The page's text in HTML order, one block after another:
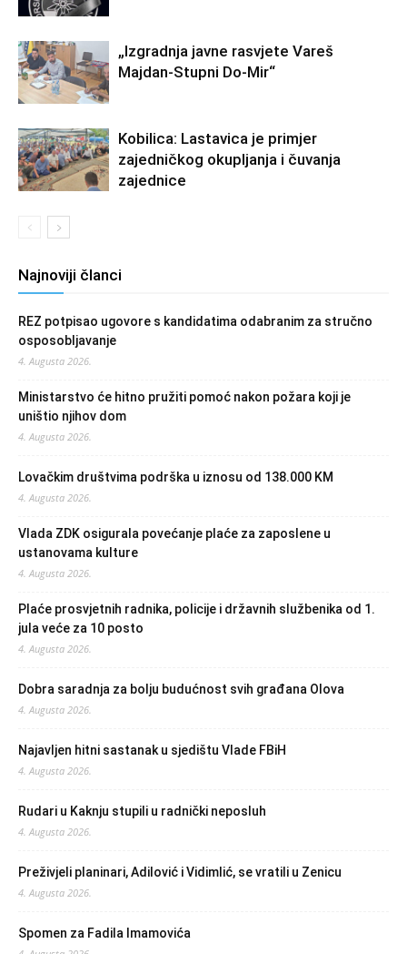
„Izgradnja javne rasvjete Vareš
Majdan-Stupni Do-Mir“
Kobilica: Lastavica je primjer
zajedničkog okupljanja i čuvanja
zajednice
Najnoviji članci
REZ potpisao ugovore s kandidatima odabranim za stručno
osposobljavanje
4. Augusta 2026.
Ministarstvo će hitno pružiti pomoć nakon požara koji je
uništio njihov dom
4. Augusta 2026.
Lovačkim društvima podrška u iznosu od 138.000 KM
4. Augusta 2026.
Vlada ZDK osigurala povećanje plaće za zaposlene u
ustanovama kulture
4. Augusta 2026.
Plaće prosvjetnih radnika, policije i državnih službenika od 1.
jula veće za 10 posto
4. Augusta 2026.
Dobra saradnja za bolju budućnost svih građana Olova
4. Augusta 2026.
Najavljen hitni sastanak u sjedištu Vlade FBiH
4. Augusta 2026.
Rudari u Kaknju stupili u radnički neposluh
4. Augusta 2026.
Preživjeli planinari, Adilović i Vidimlić, se vratili u Zenicu
4. Augusta 2026.
Spomen za Fadila Imamovića